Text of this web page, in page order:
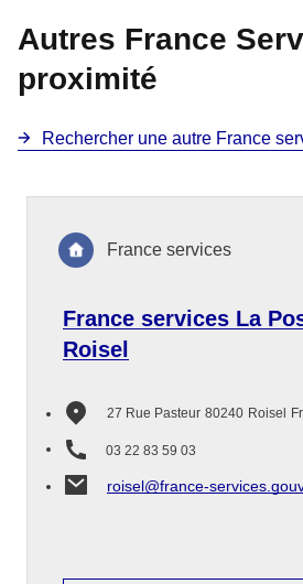
Autres France
proximité
Rechercher une autre France
France services La
Roisel
27 Rue Pasteur 80240 Roisel
03 22 83 59 03
roisel@france-
France services